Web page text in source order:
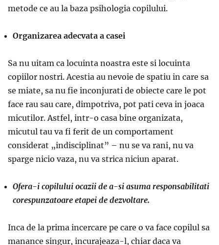
metode ce au la baza psihologia copilului.
Organizarea adecvata a casei
Sa nu uitam ca locuinta noastra este si locuinta
copiilor nostri. Acestia au nevoie de spatiu in care sa
se miate, sa nu fie inconjurati de obiecte care le pot
face rau sau care, dimpotriva, pot pati ceva in joaca
micutilor. Astfel, intr-o casa bine organizata,
micutul tau va fi ferit de un comportament
considerat „indisciplinat” – nu se va rani, nu va
sparge nicio vaza, nu va strica niciun aparat.
Ofera-i copilului ocazii de a-si asuma responsabilitati
corespunzatoare etapei de dezvoltare.
Inca de la prima incercare pe care o va face copilul sa
manance singur, incurajeaza-l, chiar daca va